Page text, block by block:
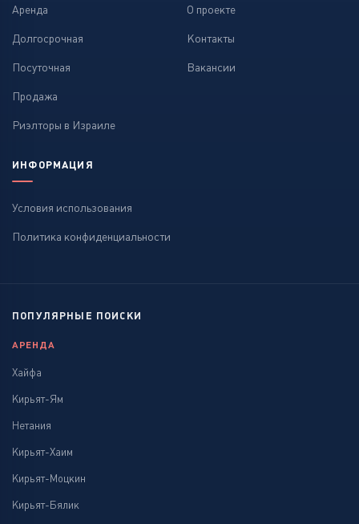
Аренда
Долгосрочная
Посуточная
Продажа
Риэлторы в Израиле
О проекте
Контакты
Вакансии
ИНФОРМАЦИЯ
Условия использования
Политика конфиденциальности
ПОПУЛЯРНЫЕ ПОИСКИ
АРЕНДА
Хайфа
Кирьят-Ям
Нетания
Кирьят-Хаим
Кирьят-Моцкин
Кирьят-Бялик